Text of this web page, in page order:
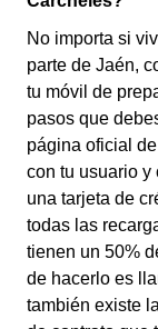
No importa si
parte de Jaén,
tu móvil de
pasos que
página oficial
con tu usuario y
una tarjeta de
todas las
tienen un 50%
de hacerlo es
también existe